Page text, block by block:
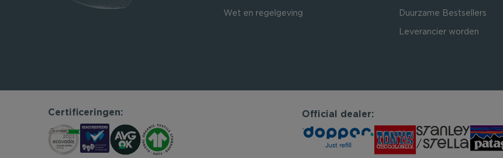
Wet en regelgeving
Duurzame Bestsellers
Leverancier worden
Certificeringen: Official dealer: